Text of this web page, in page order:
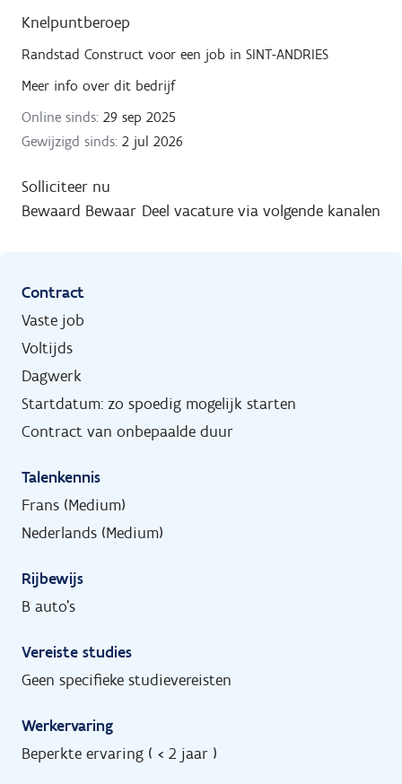
Knelpuntberoep
Randstad Construct voor een job in SINT-ANDRIES
Meer info over dit bedrijf
Online sinds: 29 sep 2025
Gewijzigd sinds: 2 jul 2026
Solliciteer nu
Bewaard Bewaar Deel vacature via volgende kanalen
Contract
Vaste job
Voltijds
Dagwerk
Startdatum: zo spoedig mogelijk starten
Contract van onbepaalde duur
Talenkennis
Frans (Medium)
Nederlands (Medium)
Rijbewijs
B auto's
Vereiste studies
Geen specifieke studievereisten
Werkervaring
Beperkte ervaring ( < 2 jaar )